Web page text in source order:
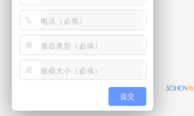
媒体直线：+86 075586569500
联系邮箱： jaid@jaid.cn
提交